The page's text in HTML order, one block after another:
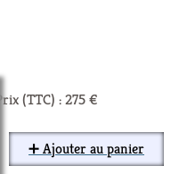
Prix (TTC) : 275 €
➕ Ajouter au panier